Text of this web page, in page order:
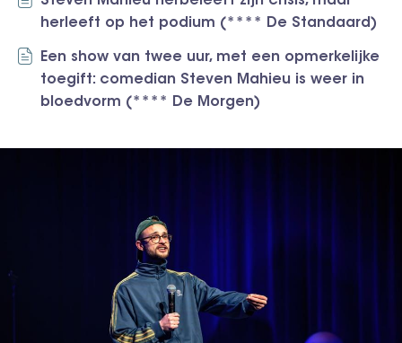
herleeft op het podium (**** De Standaard)
Een show van twee uur, met een opmerkelijke
toegift: comedian Steven Mahieu is weer in
bloedvorm (**** De Morgen)